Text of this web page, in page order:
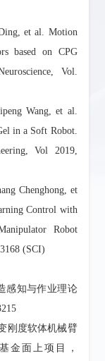
et al. Motion
based on CPG
Vol.
Wang, et al.
in a Soft Robot.
Vol 2019,
Chenghong, et
Control with
Robot
(SCI)
感知与作业理论
刚度软体机械臂
金面上项目，